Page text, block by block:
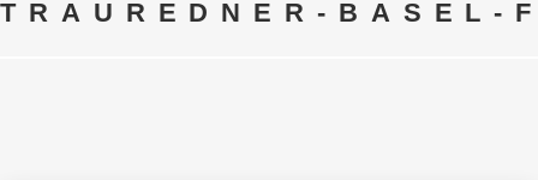
TRAUREDNER-BASEL-